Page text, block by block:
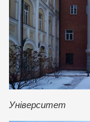
Університет